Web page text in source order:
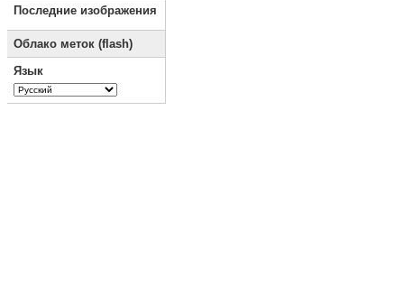
Последние изображения
Облако меток (flash)
Язык